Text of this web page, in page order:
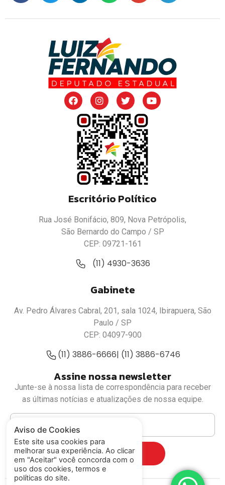
Escritório Político
Rua José Bonifácio, 809, Nova Petrópolis,
São Bernardo do Campo / SP
CEP: 09721-161
(11) 4930-3636
Gabinete
Av. Pedro Álvares Cabral, 201, sala 1024, Ibirapuera, São
Paulo / SP
CEP: 04097-900
(11) 3886-6666| (11) 3886-6746
Assine nossa newsletter
Junte-se à nossa lista de correspondência para receber
as últimas notícias e atualizações de nossa equipe.
Cadastrar
Aviso de Cookies
Este site usa cookies para
melhorar sua experiência. Ao clicar
em "Aceitar" você concorda com o
uso dos cookies, termos e
políticas do site.